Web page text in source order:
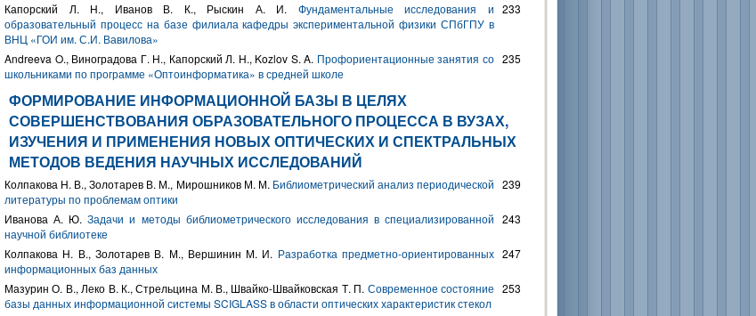
Капорский Л. Н., Иванов В. К., Рыскин А. И. Фундаментальные исследования и
образовательный процесс на базе филиала кафедры экспериментальной физики СПбГПУ в
ВНЦ «ГОИ им. С.И. Вавилова»
233
Andreeva O., Виноградова Г. Н., Капорский Л. Н., Kozlov S. A. Профориентационные занятия со
школьниками по программе «Оптоинформатика» в средней школе
235
ФОРМИРОВАНИЕ ИНФОРМАЦИОННОЙ БАЗЫ В ЦЕЛЯХ
СОВЕРШЕНСТВОВАНИЯ ОБРАЗОВАТЕЛЬНОГО ПРОЦЕССА В ВУЗАХ,
ИЗУЧЕНИЯ И ПРИМЕНЕНИЯ НОВЫХ ОПТИЧЕСКИХ И СПЕКТРАЛЬНЫХ
МЕТОДОВ ВЕДЕНИЯ НАУЧНЫХ ИССЛЕДОВАНИЙ
Колпакова Н. В., Золотарев В. М., Мирошников М. М. Библиометрический анализ периодической
литературы по проблемам оптики
239
Иванова А. Ю.Задачи и методы библиометрического исследования в специализированной
научной библиотеке
243
Колпакова Н. В., Золотарев В. М., Вершинин М. И. Разработка предметно-ориентированных
информационных баз данных
247
Мазурин О. В., Леко В. К., Стрельцина М. В., Швайко-Швайковская Т. П. Современное состояние
базы данных информационной системы SCIGLASS в области оптических характеристик стекол
253